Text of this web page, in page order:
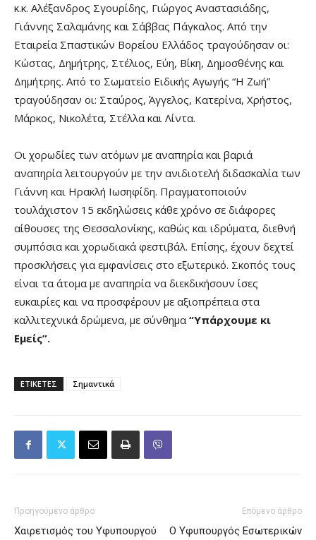
κ.κ. Αλέξανδρος Σγουρίδης, Γιώργος Αναστασιάδης,
Γιάννης Σαλαμάνης και Σάββας Πάγκαλος. Από την
Εταιρεία Σπαστικών Βορείου Ελλάδος τραγούδησαν οι:
Κώστας, Δημήτρης, Στέλιος, Εύη, Βίκη, Δημοσθένης και
Δημήτρης. Από το Σωματείο Ειδικής Αγωγής “Η Ζωή”
τραγούδησαν οι: Σταύρος, Άγγελος, Κατερίνα, Χρήστος,
Μάρκος, Νικολέτα, Στέλλα και Λίντα.
Οι χορωδίες των ατόμων με αναπηρία και βαριά
αναπηρία λειτουργούν με την ανιδιοτελή διδασκαλία των
Γιάννη και Ηρακλή Ιωσηφίδη. Πραγματοποιούν
τουλάχιστον 15 εκδηλώσεις κάθε χρόνο σε διάφορες
αίθουσες της Θεσσαλονίκης, καθώς και ιδρύματα, διεθνή
συμπόσια και χορωδιακά φεστιβάλ. Επίσης, έχουν δεχτεί
προσκλήσεις για εμφανίσεις στο εξωτερικό. Σκοπός τους
είναι τα άτομα με αναπηρία να διεκδικήσουν ίσες
ευκαιρίες και να προσφέρουν με αξιοπρέπεια στα
καλλιτεχνικά δρώμενα, με σύνθημα“Υπάρχουμε κι
Εμείς”.
ΕΤΙΚΕΤΕΣ Σημαντικά
Προηγούμενο άρθρο
Χαιρετισμός του Υφυπουργού
Επόμενο άρθρο
Ο Υφυπουργός Εσωτερικών